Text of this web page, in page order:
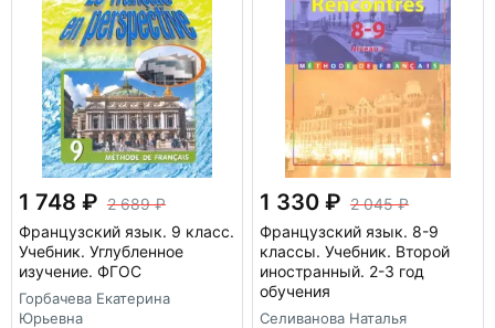
1 748
2 689
Французский язык. 9 класс.
Учебник. Углубленное
изучение. ФГОС
Горбачева Екатерина
Юрьевна
1 330
2 045
Французский язык. 8-9
классы. Учебник. Второй
иностранный. 2-3 год
обучения
Селиванова Наталья